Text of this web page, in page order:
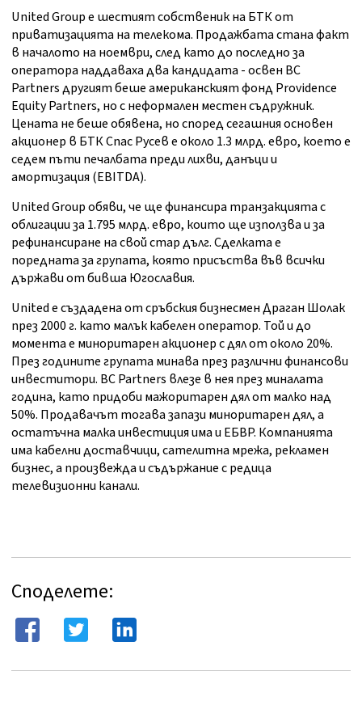
United Group е шестият собственик на БТК от
приватизацията на телекома. Продажбата стана факт
в началото на ноември, след като до последно за
оператора наддаваха два кандидата - освен BC
Partners другият беше американският фонд Providence
Equity Partners, но с неформален местен съдружник.
Цената не беше обявена, но според сегашния основен
акционер в БТК Спас Русев е около 1.3 млрд. евро, което е
седем пъти печалбата преди лихви, данъци и
амортизация (EBITDA).
United Group обяви, че ще финансира транзакцията с
облигации за 1.795 млрд. евро, които ще използва и за
рефинансиране на свой стар дълг. Сделката е
поредната за групата, която присъства във всички
държави от бивша Югославия.
United е създадена от сръбския бизнесмен Драган Шолак
през 2000 г. като малък кабелен оператор. Той и до
момента е миноритарен акционер с дял от около 20%.
През годините групата минава през различни финансови
инвеститори. BC Partners влезе в нея през миналата
година, като придоби мажоритарен дял от малко над
50%. Продавачът тогава запази миноритарен дял, а
остатъчна малка инвестиция има и ЕБВР. Компанията
има кабелни доставчици, сателитна мрежа, рекламен
бизнес, а произвежда и съдържание с редица
телевизионни канали.
Споделете: